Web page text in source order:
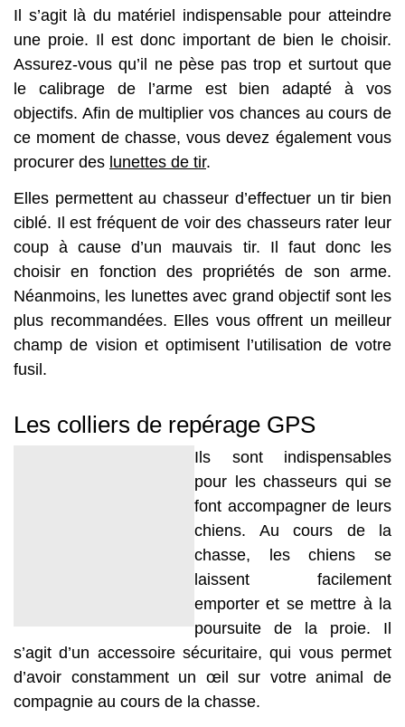
Il s’agit là du matériel indispensable pour atteindre
une proie. Il est donc important de bien le choisir.
Assurez-vous qu’il ne pèse pas trop et surtout que
le calibrage de l’arme est bien adapté à vos
objectifs. Afin de multiplier vos chances au cours de
ce moment de chasse, vous devez également vous
procurer des lunettes de tir.
Elles permettent au chasseur d’effectuer un tir bien
ciblé. Il est fréquent de voir des chasseurs rater leur
coup à cause d’un mauvais tir. Il faut donc les
choisir en fonction des propriétés de son arme.
Néanmoins, les lunettes avec grand objectif sont les
plus recommandées. Elles vous offrent un meilleur
champ de vision et optimisent l’utilisation de votre
fusil.
Les colliers de repérage GPS
Ils sont indispensables
pour les chasseurs qui se
font accompagner de leurs
chiens. Au cours de la
chasse, les chiens se
laissent facilement
emporter et se mettre à la
poursuite de la proie. Il
s’agit d’un accessoire sécuritaire, qui vous permet
d’avoir constamment un œil sur votre animal de
compagnie au cours de la chasse.